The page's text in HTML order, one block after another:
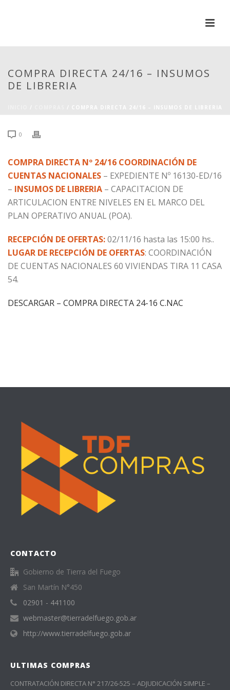
COMPRA DIRECTA 24/16 – INSUMOS
DE LIBRERIA
0
COMPRA DIRECTA Nº 24/16 COORDINACIÓN DE
CUENTAS NACIONALES – EXPEDIENTE Nº 16130-ED/16
– INSUMOS DE LIBRERIA – CAPACITACION DE
ARTICULACION ENTRE NIVELES EN EL MARCO DEL
PLAN OPERATIVO ANUAL (POA).
RECEPCIÓN DE OFERTAS:02/11/16 hasta las 15:00 hs..
LUGAR DE RECEPCIÓN DE OFERTAS: COORDINACIÓN
DE CUENTAS NACIONALES 60 VIVIENDAS TIRA 11 CASA
54.
DESCARGAR – COMPRA DIRECTA 24-16 C.NAC
CONTACTO
Gobierno de Tierra del Fuego
San Martín N°450
02901 - 441100
webmaster@tierradelfuego.gob.ar
http://www.tierradelfuego.gob.ar
ULTIMAS COMPRAS
CONTRATACIÓN DIRECTA N° 217/26-525 – ADJUDICACIÓN SIMPLE –